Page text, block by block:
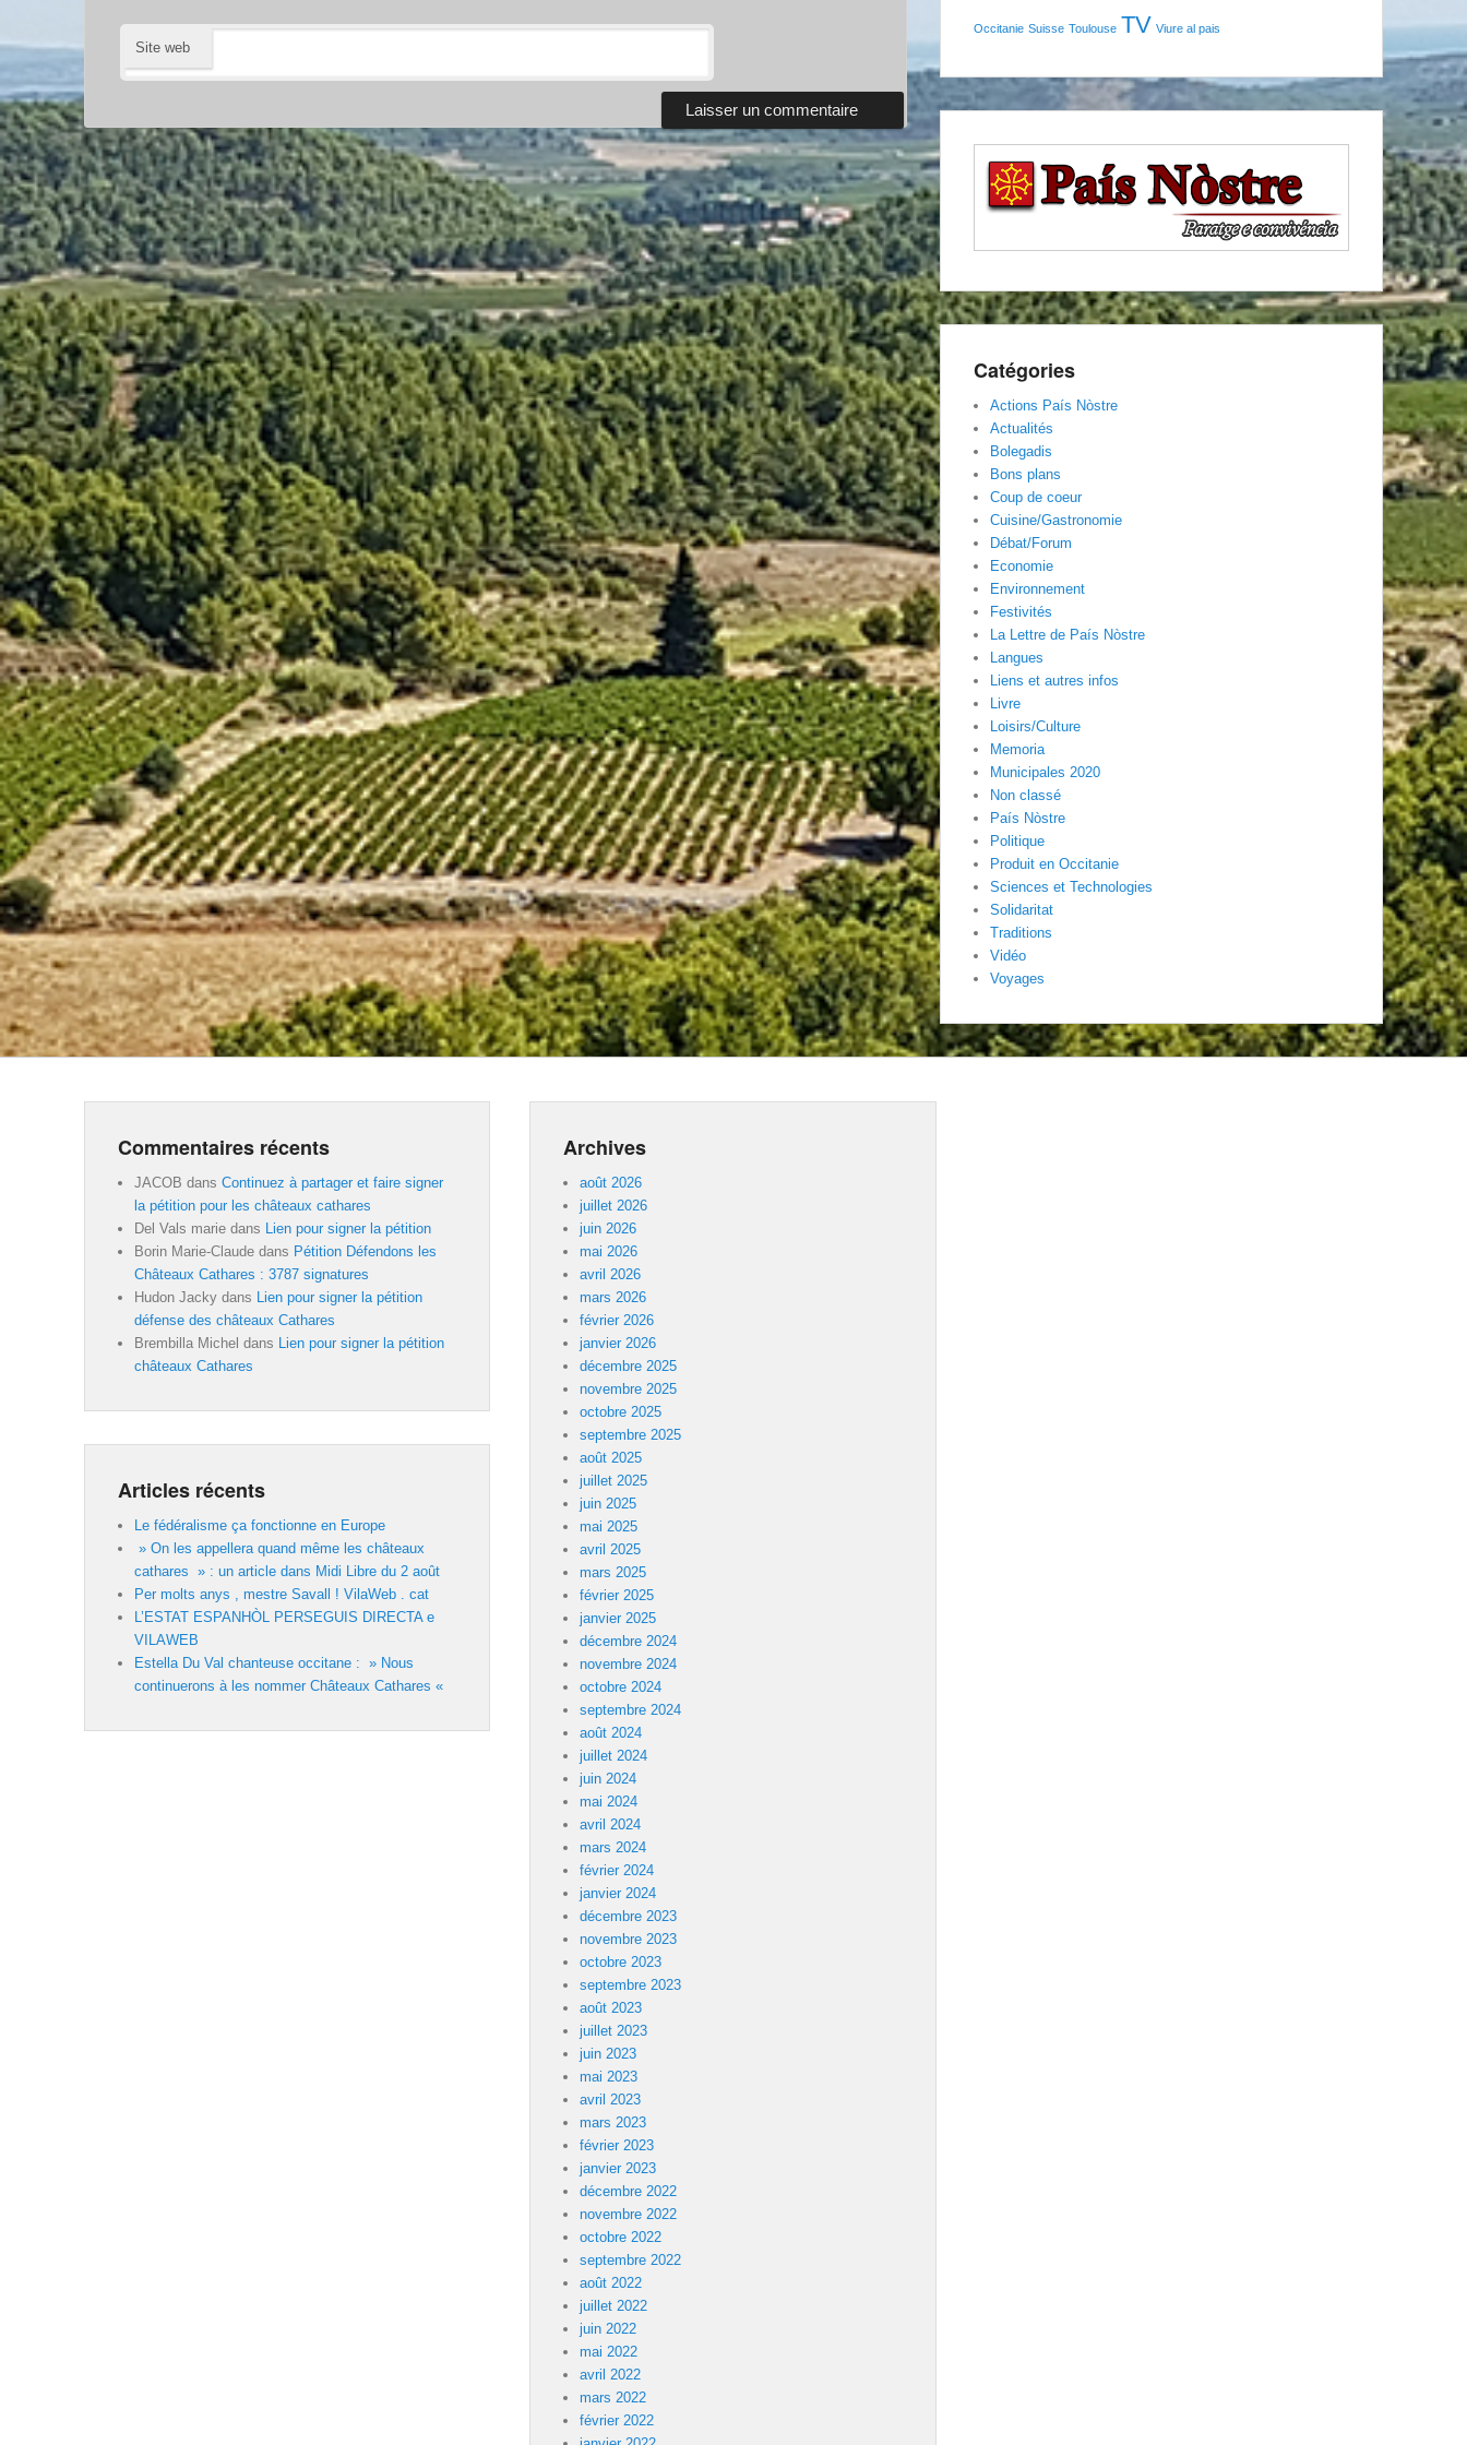
Site web
Occitanie Suisse Toulouse TV Viure al pais
Catégories
Actions País Nòstre
Actualités
Bolegadis
Bons plans
Coup de coeur
Cuisine/Gastronomie
Débat/Forum
Economie
Environnement
Festivités
La Lettre de País Nòstre
Langues
Liens et autres infos
Livre
Loisirs/Culture
Memoria
Municipales 2020
Non classé
País Nòstre
Politique
Produit en Occitanie
Sciences et Technologies
Solidaritat
Traditions
Vidéo
Voyages
Commentaires récents
JACOB dans Continuez à partager et faire signer
la pétition pour les châteaux cathares
Del Vals marie dans
Lien pour signer la pétition
Borin Marie-Claude dans Pétition Défendons les
Châteaux Cathares : 3787 signatures
Hudon Jacky dans
Lien pour signer la pétition
défense des châteaux Cathares
Brembilla Michel dans
Lien pour signer la pétition
châteaux Cathares
Articles récents
Le fédéralisme ça fonctionne en Europe
» On les appellera quand même les châteaux
cathares » : un article dans Midi Libre du 2 août
Per molts anys , mestre Savall ! VilaWeb . cat
L’ESTAT ESPANHÒL PERSEGUIS DIRECTA e
VILAWEB
Estella Du Val chanteuse occitane : » Nous
continuerons à les nommer Châteaux Cathares «
Archives
août 2026
juillet 2026
juin 2026
mai 2026
avril 2026
mars 2026
février 2026
janvier 2026
décembre 2025
novembre 2025
octobre 2025
septembre 2025
août 2025
juillet 2025
juin 2025
mai 2025
avril 2025
mars 2025
février 2025
janvier 2025
décembre 2024
novembre 2024
octobre 2024
septembre 2024
août 2024
juillet 2024
juin 2024
mai 2024
avril 2024
mars 2024
février 2024
janvier 2024
décembre 2023
novembre 2023
octobre 2023
septembre 2023
août 2023
juillet 2023
juin 2023
mai 2023
avril 2023
mars 2023
février 2023
janvier 2023
décembre 2022
novembre 2022
octobre 2022
septembre 2022
août 2022
juillet 2022
juin 2022
mai 2022
avril 2022
mars 2022
février 2022